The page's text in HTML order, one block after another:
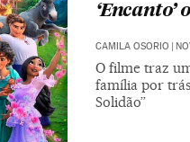
CAMILA OSORIO |
O filme traz
família por
Solidão”